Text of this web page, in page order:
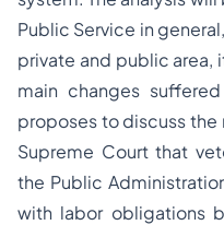
Public Service in
private and public area,
main changes
proposes to discuss
Supreme Court that
the Public
with labor obligations